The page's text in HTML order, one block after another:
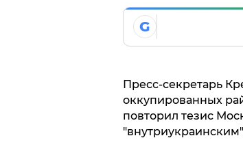
G
Пресс-секретарь
оккупированных
повторил тезис